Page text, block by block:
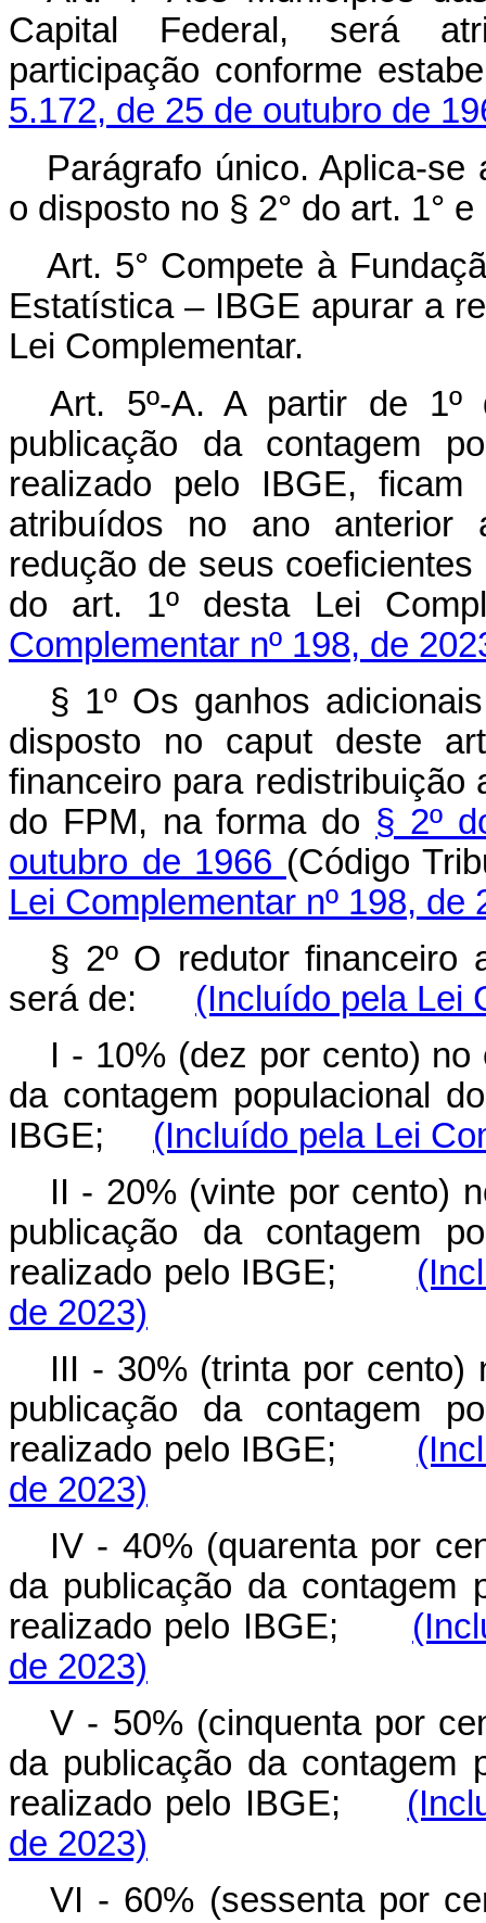
Capital Federal, será
participação conforme
5.172, de 25 de outubro de
Parágrafo único. Aplica-
o disposto no § 2° do art. 1°
Art. 5° Compete à
Estatística – IBGE apurar a
Lei Complementar.
Art. 5º-A. A partir de 1º
publicação da contagem
realizado pelo IBGE,
atribuídos no ano anterior
redução de seus
do art. 1º desta Lei
Complementar nº 198, de
§ 1º Os ganhos
disposto no caput deste
financeiro para redistribuição
do FPM, na forma do § 2º
outubro de 1966 (Código
Lei Complementar nº 198, de
§ 2º O redutor financeiro
será de: (Incluído pela Lei
I - 10% (dez por cento)
da contagem populacional
IBGE; (Incluído pela Lei
II - 20% (vinte por cento)
publicação da contagem
realizado pelo IBGE;
de 2023)
III - 30% (trinta por cento)
publicação da contagem
realizado pelo IBGE;
de 2023)
IV - 40% (quarenta por
da publicação da contagem
realizado pelo IBGE;
de 2023)
V - 50% (cinquenta por
da publicação da contagem
realizado pelo IBGE;
de 2023)
VI - 60% (sessenta por